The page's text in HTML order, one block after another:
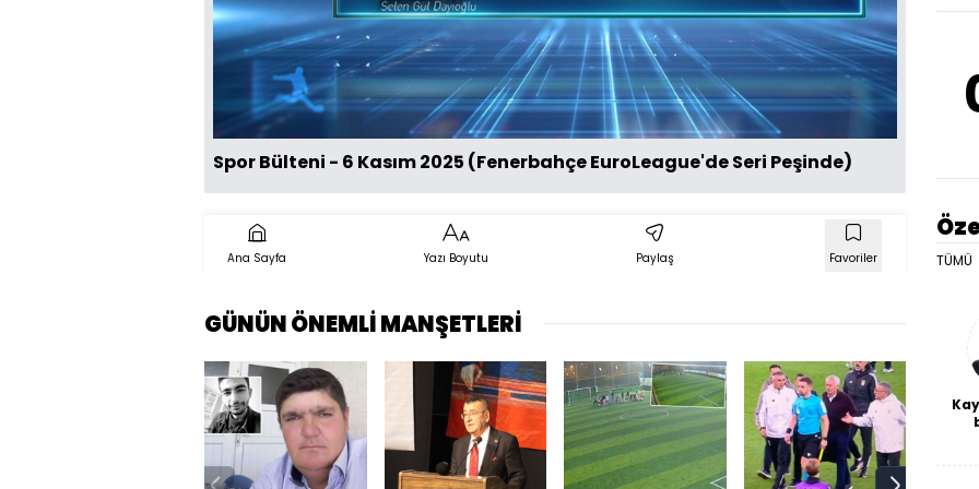
Oynat
Spor Bülteni - 6 Kasım 2025 (Fenerbahçe EuroLeague'de Seri Peşinde)
Ana Sayfa Yazı Boyutu Paylaş Favoriler
GÜNÜN ÖNEMLİ MANŞETLERİ
TÜMÜ